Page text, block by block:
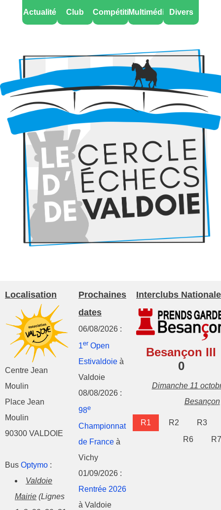
Actualité Club CompétitionsMultimédia Divers
Localisation
Centre Jean
Moulin
Place Jean
Moulin
90300 VALDOIE
Bus Optymo :
Valdoie
Mairie (Lignes
Prochaines
dates
06/08/2026 :
1er Open
Estivaldoie à
Valdoie
08/08/2026 :
98e
Championnat
de France à
Vichy
01/09/2026 :
Rentrée 2026
à Valdoie
Interclubs
Besançon III
0
Dimanche 11
Besançon
R1 R2
R3
R6
R7